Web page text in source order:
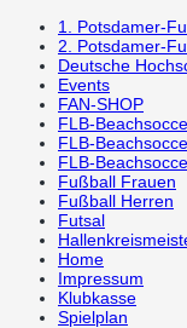
1. Potsdamer-
2. Potsdamer-
Deutsche
Events
FAN-SHOP
FLB-
FLB-
FLB-
Fußball Frauen
Fußball Herren
Futsal
Home
Impressum
Klubkasse
Spielplan